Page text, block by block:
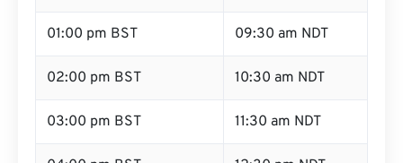
01:00 pm BST 09:30 am NDT
02:00 pm BST 10:30 am NDT
03:00 pm BST 11:30 am NDT